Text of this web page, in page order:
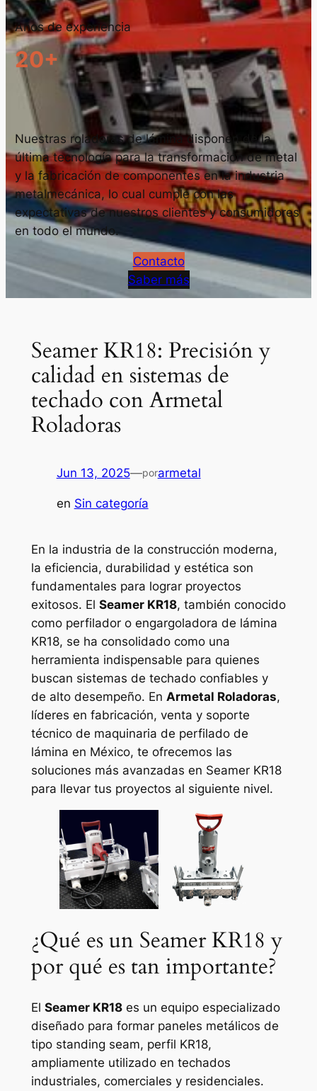
Años de experiencia
20+
Nuestras roladoras de lámina disponen de la
última tecnología para la transformación de metal
y la fabricación de componentes en la industria
metalmecánica, lo cual cumple con las
expectativas de nuestros clientes y consumidores
en todo el mundo.
Contacto
Saber más
Seamer KR18: Precisión y
calidad en sistemas de
techado con Armetal
Roladoras
Jun 13, 2025—porarmetal
en Sin categoría
En la industria de la construcción moderna,
la eficiencia, durabilidad y estética son
fundamentales para lograr proyectos
exitosos. El Seamer KR18, también conocido
como perfilador o engargoladora de lámina
KR18, se ha consolidado como una
herramienta indispensable para quienes
buscan sistemas de techado confiables y
de alto desempeño. En Armetal Roladoras,
líderes en fabricación, venta y soporte
técnico de maquinaria de perfilado de
lámina en México, te ofrecemos las
soluciones más avanzadas en Seamer KR18
para llevar tus proyectos al siguiente nivel.
¿Qué es un Seamer KR18 y
por qué es tan importante?
El Seamer KR18es un equipo especializado
diseñado para formar paneles metálicos de
tipo standing seam, perfil KR18,
ampliamente utilizado en techados
industriales, comerciales y residenciales.